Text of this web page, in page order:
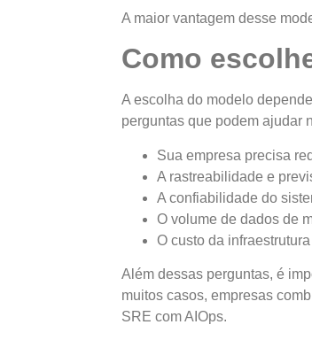
A maior vantagem desse
Como
A escolha do modelo
perguntas que podem ajudar
Sua empresa precisa
A rastreabilidade e
A confiabilidade do
O volume de dados de
O custo da
Além dessas perguntas, é
muitos casos, empresas
SRE com AIOps.